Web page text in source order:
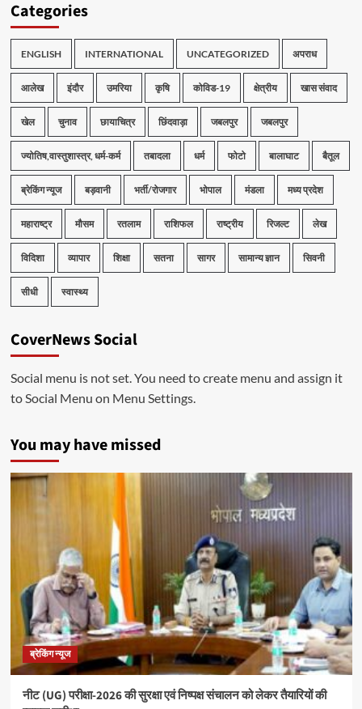
Categories
ENGLISH INTERNATIONAL UNCATEGORIZED अपराध
आलेख इंदौर उमरिया कृषि कोविड-19 क्षेत्रीय खास संवाद
खेल चुनाव छायाचित्र छिंदवाड़ा जबलपुर जबलपुर
ज्योतिष,वास्तुशास्त्र, धर्म-कर्म तबादला धर्म फोटो बालाघाट बैतूल
ब्रेकिंग न्यूज बड़वानी भर्ती/रोजगार भोपाल मंडला मध्य प्रदेश
महाराष्ट्र मौसम रतलाम राशिफल राष्ट्रीय रिजल्ट लेख
विदिशा व्यापार शिक्षा सतना सागर सामान्य ज्ञान सिवनी
सीधी स्वास्थ्य
CoverNews Social
Social menu is not set. You need to create menu and assign it
to Social Menu on Menu Settings.
You may have missed
ब्रेकिंग न्यूज
नीट (UG) परीक्षा-2026 की सुरक्षा एवं निष्पक्ष संचालन को लेकर तैयारियों की